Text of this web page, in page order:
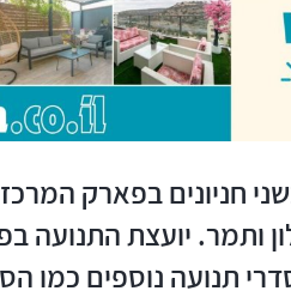
בשני חניונים בפארק
ותמר. יועצת התנועה
ידרשו הסדרי תנועה